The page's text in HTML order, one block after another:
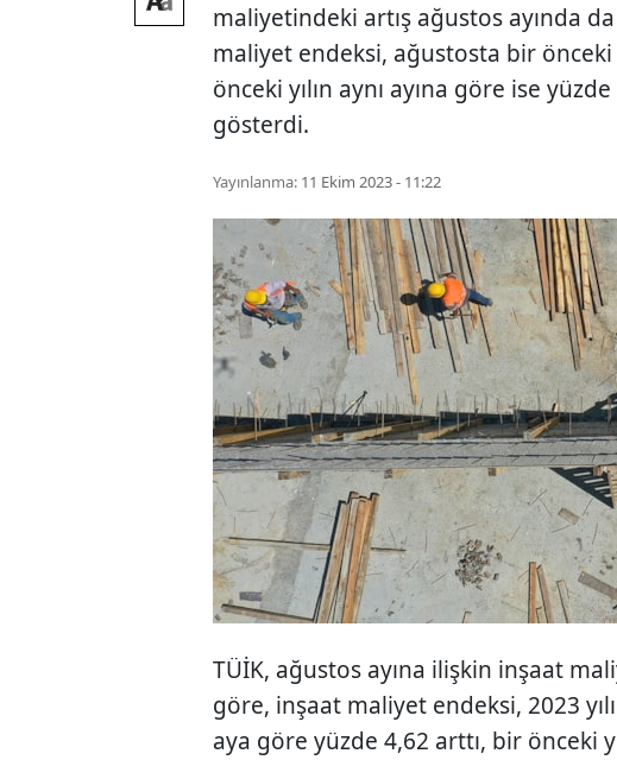
maliyetindeki artış ağustos ayında
maliyet endeksi, ağustosta bir
önceki yılın aynı ayına göre ise
gösterdi.
Yayınlanma: 11 Ekim 2023 - 11:22
TÜİK, ağustos ayına ilişkin inşaat
göre, inşaat maliyet endeksi, 2023
aya göre yüzde 4,62 arttı, bir önceki